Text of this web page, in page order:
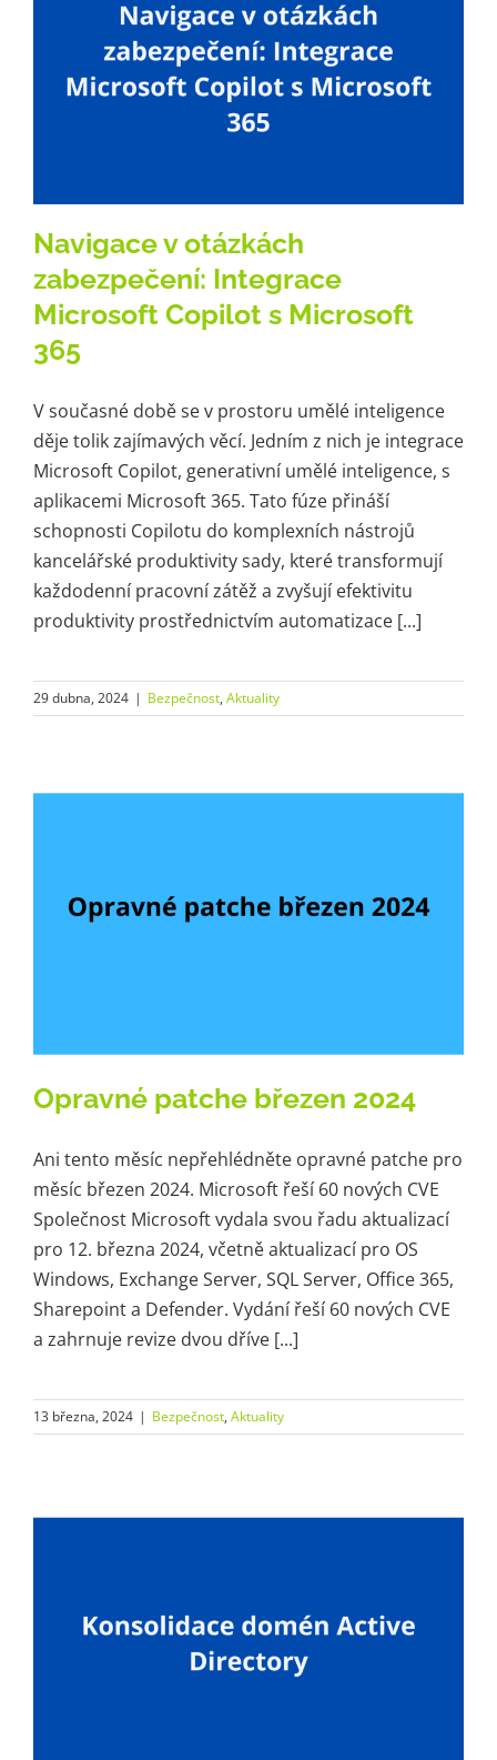
Navigace v otázkách
zabezpečení: Integrace
Microsoft Copilot s Microsoft
365
V současné době se v prostoru umělé inteligence
děje tolik zajímavých věcí. Jedním z nich je integrace
Microsoft Copilot, generativní umělé inteligence, s
aplikacemi Microsoft 365. Tato fúze přináší
schopnosti Copilotu do komplexních nástrojů
kancelářské produktivity sady, které transformují
každodenní pracovní zátěž a zvyšují efektivitu
produktivity prostřednictvím automatizace [...]
29 dubna, 2024 | Bezpečnost, Aktuality
Opravné patche březen 2024
Ani tento měsíc nepřehlédněte opravné patche pro
měsíc březen 2024. Microsoft řeší 60 nových CVE
Společnost Microsoft vydala svou řadu aktualizací
pro 12. března 2024, včetně aktualizací pro OS
Windows, Exchange Server, SQL Server, Office 365,
Sharepoint a Defender. Vydání řeší 60 nových CVE
a zahrnuje revize dvou dříve [...]
13 března, 2024 | Bezpečnost, Aktuality